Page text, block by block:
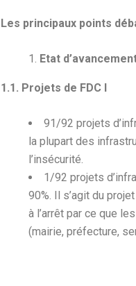
Les principaux points
Etat
1.1. Projets de FDC I
91/92 projets
la plupart des
l’insécurité.
1/92 projets
90%. Il s’agit du
à l’arrêt par ce que
(mairie, préfecture,